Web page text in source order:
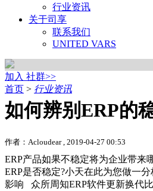
行业资讯
关于司享
联系我们
UNITED VARS
加入 社群>>
首页 > 行业资讯
如何辨别ERP的
作者：Acloudear , 2019-04-27 00:53
ERP产品如果不稳定将为企业带来
ERP是否稳定?小天在此为您做一
影响 众所周知ERP软件更新换代